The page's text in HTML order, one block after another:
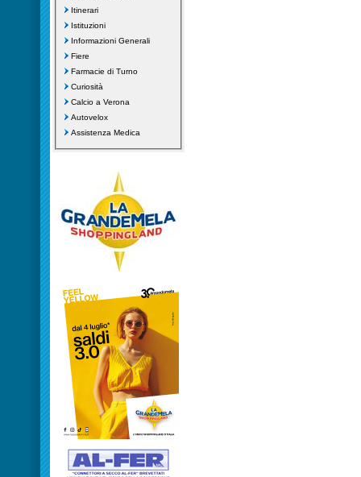
Itinerari
Istituzioni
Informazioni Generali
Fiere
Farmacie di Turno
Curiosità
Calcio a Verona
Autovelox
Assistenza Medica